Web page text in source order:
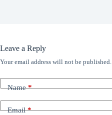
Leave a Reply
Your email address will not be published.
Name*
Email*